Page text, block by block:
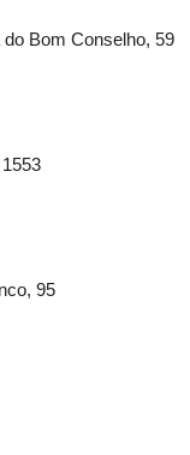
Bom Conselho, 59
95